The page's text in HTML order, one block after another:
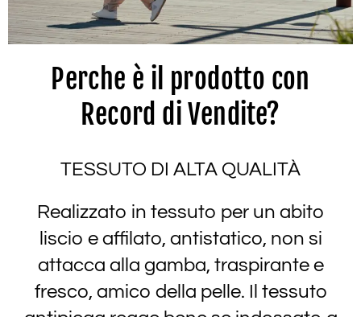
Perche è il prodotto con
Record di Vendite?
TESSUTO DI ALTA QUALITÀ
Realizzato in tessuto per un abito
liscio e affilato, antistatico, non si
attacca alla gamba, traspirante e
fresco, amico della pelle. Il tessuto